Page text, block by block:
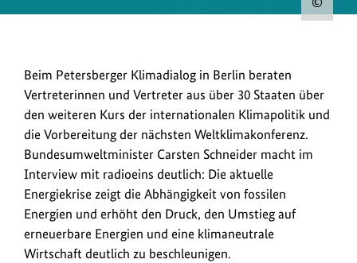
Beim
Petersberger
Klimadialog
in
Berlin
beraten
Vertreterinnen
und
Vertreter
aus
Beim Petersberger Klimadialog in Berlin beraten
Vertreterinnen und Vertreter aus über 30 Staaten über
den weiteren Kurs der internationalen Klimapolitik und
die Vorbereitung der nächsten Weltklimakonferenz.
Bundesumweltminister Carsten Schneider macht im
Interview mit radioeins deutlich: Die aktuelle
Energiekrise zeigt die Abhängigkeit von fossilen
Energien und erhöht den Druck, den Umstieg auf
erneuerbare Energien und eine klimaneutrale
Wirtschaft deutlich zu beschleunigen.